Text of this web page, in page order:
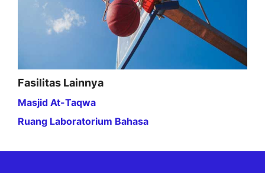
Fasilitas Lainnya
Masjid At-Taqwa
Ruang Laboratorium Bahasa